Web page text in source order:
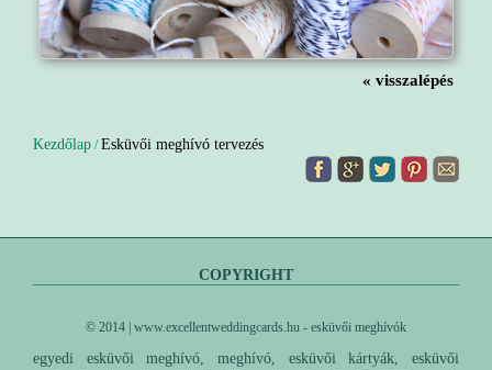
« visszalépés
Kezdőlap /Esküvői meghívó tervezés
COPYRIGHT
© 2014 | www.excellentweddingcards.hu - esküvői meghívók
egyedi esküvői meghívó, meghívó, esküvői kártyák, esküvői